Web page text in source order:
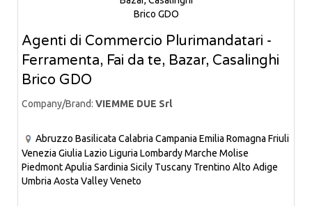
Agenti di Commercio Plurimandatari -
Ferramenta, Fai da te, Bazar, Casalinghi
Brico GDO
Company/Brand: VIEMME DUE Srl
Abruzzo Basilicata Calabria Campania Emilia Romagna Friuli
Venezia Giulia Lazio Liguria LombardyMarche Molise
PiedmontApulia Sardinia Sicily Tuscany Trentino Alto Adige
Umbria Aosta ValleyVeneto